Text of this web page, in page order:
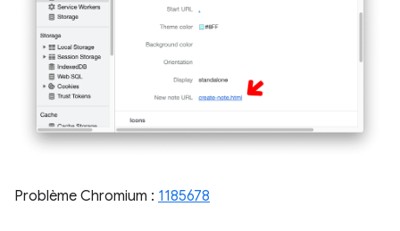
Problème Chromium : 1185678